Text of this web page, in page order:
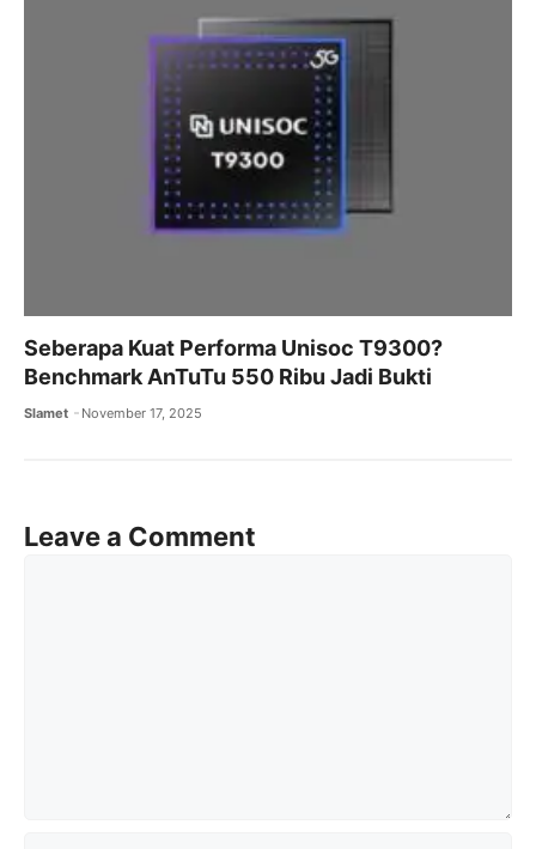
Seberapa Kuat Performa Unisoc T9300?
Benchmark AnTuTu 550 Ribu Jadi Bukti
Slamet November 17, 2025
Leave a Comment